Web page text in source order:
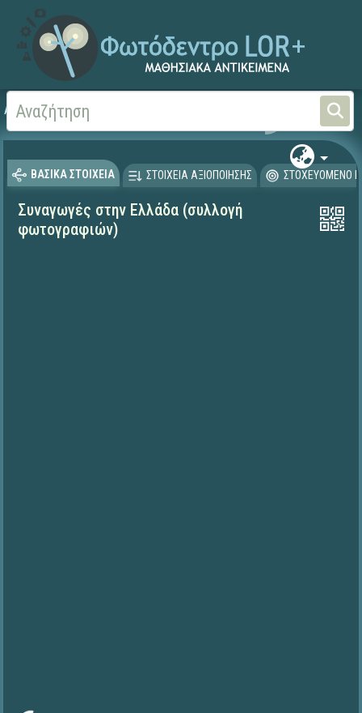
Αρχική Άλλες
ΒΑΣΙΚΑ ΣΤΟΙΧΕΙΑ ΣΤΟΙΧΕΙΑ ΑΞΙΟΠΟΙΗΣΗΣ ΣΤΟΧΕΥΟΜΕΝΟ
Συναγωγές στην Ελλάδα (συλλογή
φωτογραφιών)